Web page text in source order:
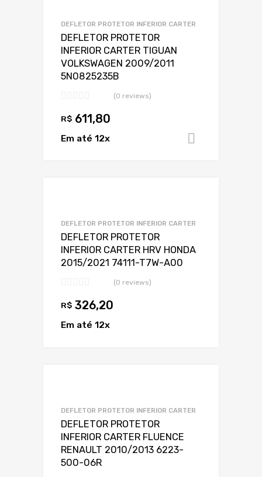
DEFLETOR PROTETOR INFERIOR CARTER
DEFLETOR PROTETOR
INFERIOR CARTER TIGUAN
VOLKSWAGEN 2009/2011
5N0825235B
(0 reviews)
R$ 611,80
Em até 12x
DEFLETOR PROTETOR INFERIOR CARTER
DEFLETOR PROTETOR
INFERIOR CARTER HRV HONDA
2015/2021 74111-T7W-A00
(0 reviews)
R$ 326,20
Em até 12x
DEFLETOR PROTETOR INFERIOR CARTER
DEFLETOR PROTETOR
INFERIOR CARTER FLUENCE
RENAULT 2010/2013 6223-
500-06R